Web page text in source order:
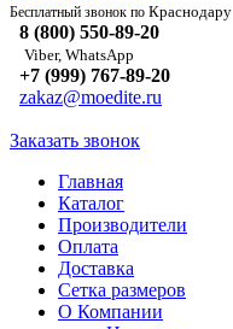
Бесплатный звонок по Краснодару
8 (800) 550-89-20
Viber, WhatsApp
+7 (999) 767-89-20
zakaz@moedite.ru
Заказать звонок
Главная
Каталог
Производители
Оплата
Доставка
Сетка размеров
О Компании